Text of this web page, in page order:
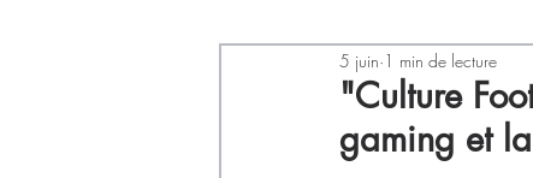
Santé - Covid-19 Culture
"Culture
gaming et
5 juin 1 min de lecture